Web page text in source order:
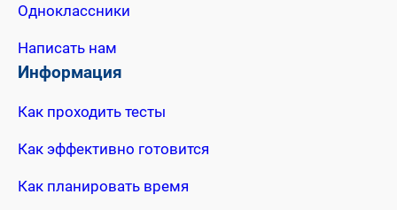
Одноклассники
Написать нам
Информация
Как проходить тесты
Как эффективно готовится
Как планировать время